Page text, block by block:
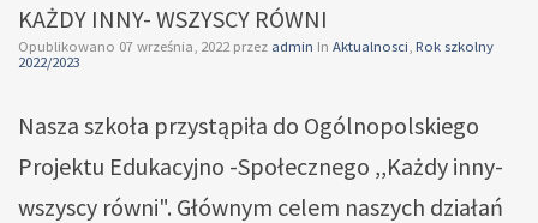
KAŻDY INNY- WSZYSCY RÓWNI
Opublikowano 07 września, 2022 przez admin In Aktualnosci, Rok szkolny
2022/2023
Nasza szkoła przystąpiła do Ogólnopolskiego
Projektu Edukacyjno -Społecznego ,,Każdy inny-
wszyscy równi". Głównym celem naszych działań